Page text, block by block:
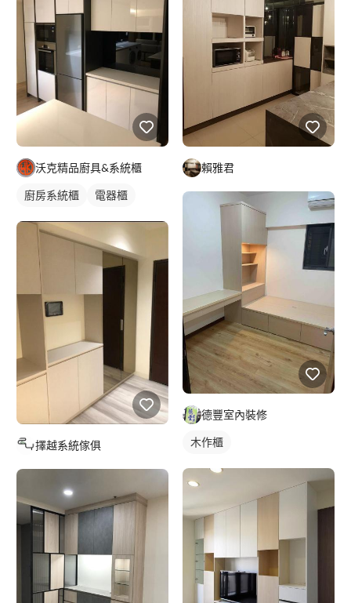
沃克精品廚具&系統櫃
廚房系統櫃 電器櫃
擇越系統傢俱
賴雅君
德豐室內裝修
木作櫃